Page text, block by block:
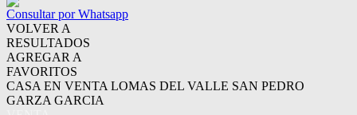
Consultar por Whatsapp
VOLVER A
RESULTADOS
AGREGAR A
FAVORITOS
CASA EN VENTA LOMAS DEL VALLE SAN PEDRO
GARZA GARCIA